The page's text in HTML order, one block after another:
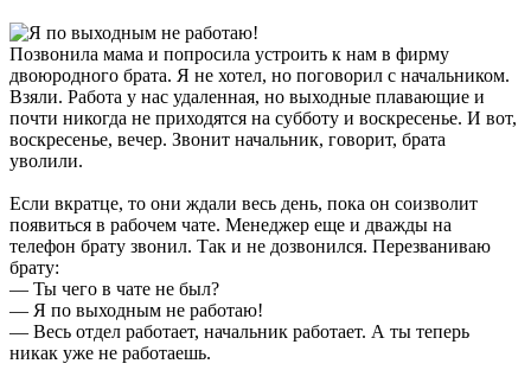
Позвонила мама и попросила устроить к нам в фирму
двоюродного брата. Я не хотел, но поговорил с начальником.
Взяли. Работа у нас удаленная, но выходные плавающие и
почти никогда не приходятся на субботу и воскресенье. И вот,
воскресенье, вечер. Звонит начальник, говорит, брата
уволили.
Если вкратце, то они ждали весь день, пока он соизволит
появиться в рабочем чате. Менеджер еще и дважды на
телефон брату звонил. Так и не дозвонился. Перезваниваю
брату:
— Ты чего в чате не был?
— Я по выходным не работаю!
— Весь отдел работает, начальник работает. А ты теперь
никак уже не работаешь.